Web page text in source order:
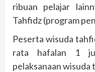
ribuan pelajar
Tahfidz (program
Peserta wisuda
rata hafalan 1
pelaksanaan wisuda